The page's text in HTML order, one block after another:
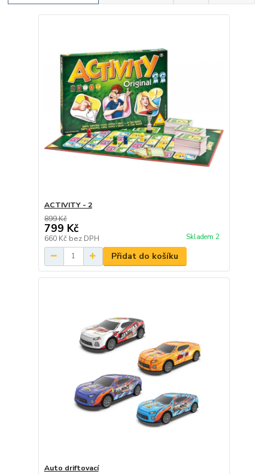
ACTIVITY - 2
899 Kč
799 Kč
660 Kč bez DPH Skladem 2
Přidat do košíku
Auto driftovací